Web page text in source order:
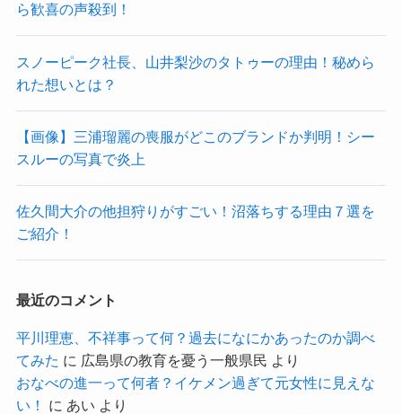
ら歓喜の声殺到！
スノーピーク社長、山井梨沙のタトゥーの理由！秘めら
れた想いとは？
【画像】三浦瑠麗の喪服がどこのブランドか判明！シー
スルーの写真で炎上
佐久間大介の他担狩りがすごい！沼落ちする理由７選を
ご紹介！
最近のコメント
平川理恵、不祥事って何？過去になにかあったのか調べ
てみた に 広島県の教育を憂う一般県民 より
おなべの進一って何者？イケメン過ぎて元女性に見えな
い！
に あい より